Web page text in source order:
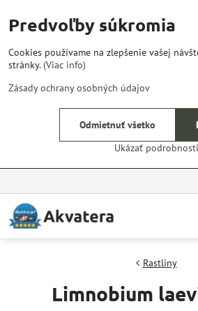
Rastliny
Limnobium
Predvoľby súkromia
Cookies používame na zlepšenie vašej
stránky.(Viac info)
Zásady ochrany osobných údajov
Ukázať podrobnosti
Odmietnuť všetko